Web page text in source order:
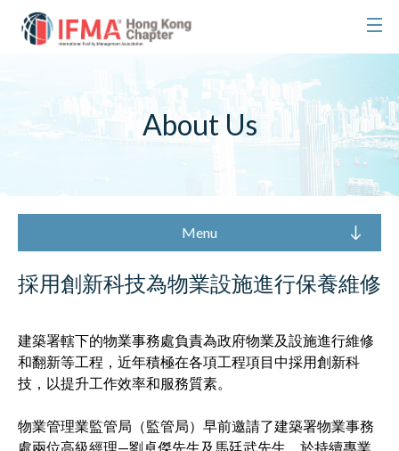
About Us
Menu
採用創新科技為物業設施進行保養維修
建築署轄下的物業事務處負責為政府物業及設施進行維修
和翻新等工程，近年積極在各項工程項目中採用創新科
技，以提升工作效率和服務質素。
物業管理業監管局（監管局）早前邀請了建築署物業事務
處兩位高級經理—劉卓傑先生及馬廷武先生，於持續專業